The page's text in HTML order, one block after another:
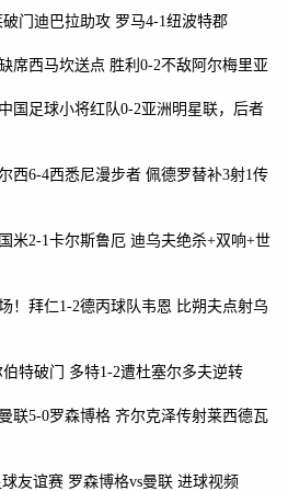
门迪巴拉助攻 罗马4-1纽波特郡
席西马坎送点 胜利0-2不敌阿尔梅里亚
国足球小将红队0-2亚洲明星联，后者
西6-4西悉尼漫步者 佩德罗替补3射1传
米2-1卡尔斯鲁厄 迪乌夫绝杀+双响+世
！拜仁1-2德丙球队韦恩 比朔夫点射乌
特破门 多特1-2遭杜塞尔多夫逆转
联5-0罗森博格 齐尔克泽传射莱西德瓦
友谊赛 罗森博格vs曼联 进球视频